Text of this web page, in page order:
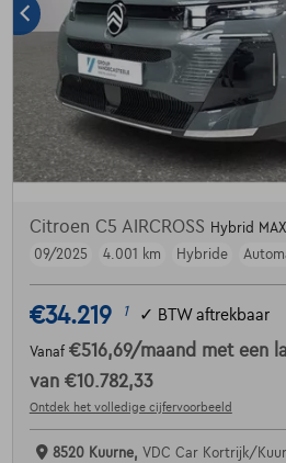
Citroen C5 AIRCROSS Hybrid MAX
09/2025
4.001 km Hybride
€34.219 1 ✓ BTW aftrekbaar
Vanaf €516,69/maand met een
van €10.782,33
Ontdek het volledige cijfervoorbeeld
8520 Kuurne, VDC Car Kortrijk/